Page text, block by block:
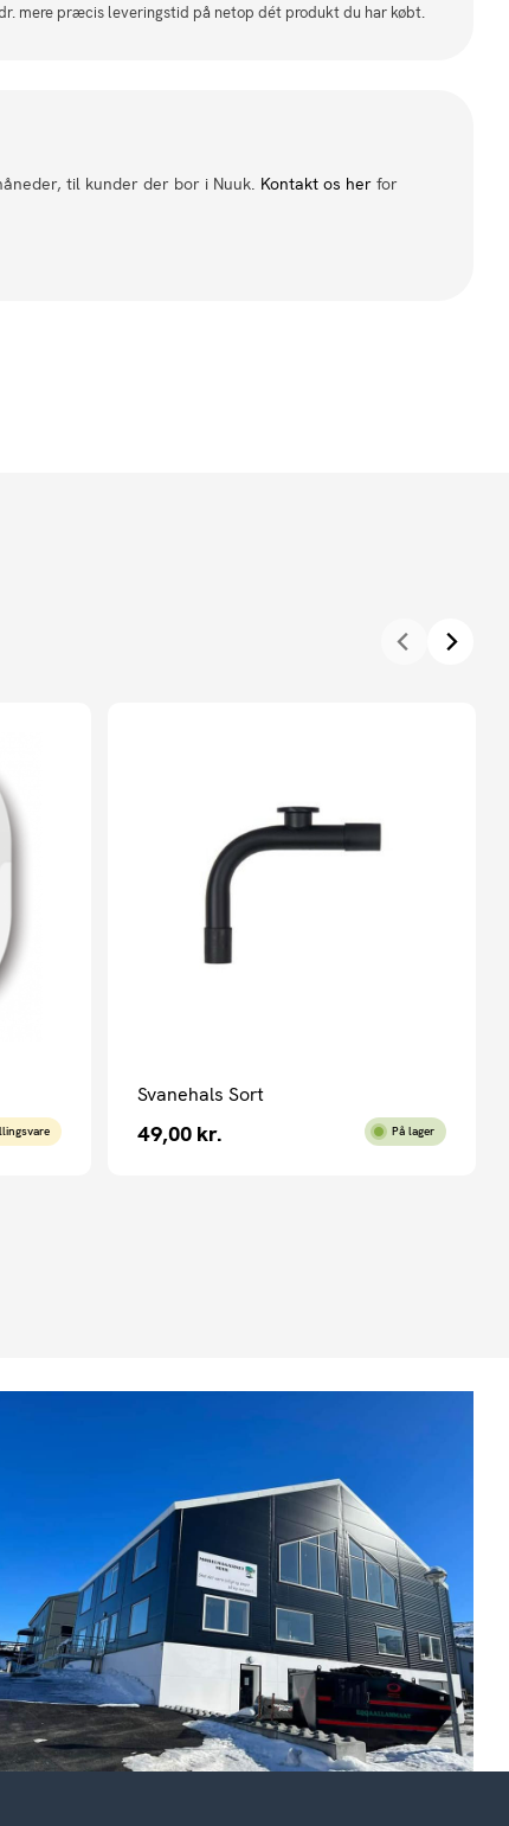
mere præcis leveringstid på netop dét produkt du har købt.
til kunder der bor i Nuuk. Kontakt os herfor
Svanehals Sort
49,00 kr. På lager